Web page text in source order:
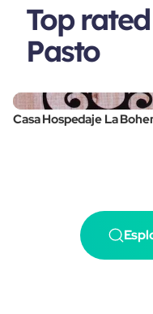
Top
Pasto
Casa Hospedaje La